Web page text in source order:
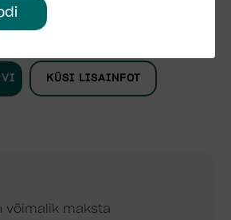
KÜSI LISAINFOT
võimalik maksta